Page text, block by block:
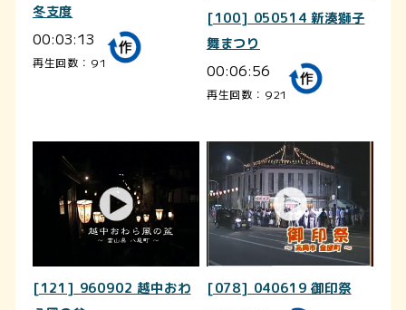
冬支度
00:03:13
再生回数：91
[100] 050514 新湊獅子
舞まつり
00:06:56
再生回数：921
[121] 960902 越中おわ
[078] 040619 御印祭